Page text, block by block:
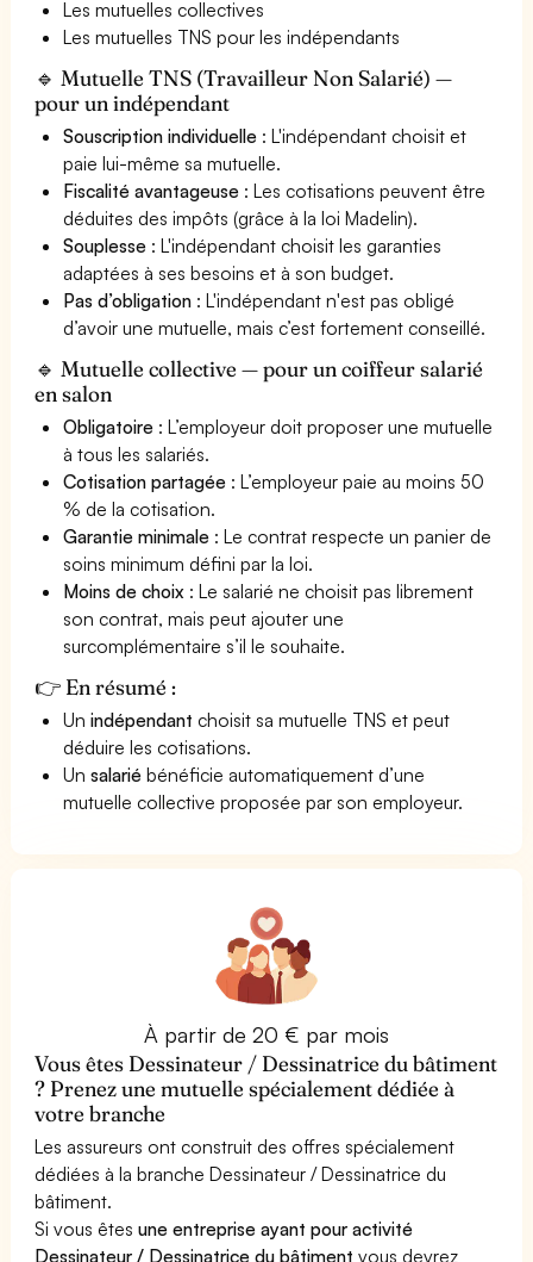
Les mutuelles collectives
Les mutuelles TNS pour les indépendants
🔹 Mutuelle TNS (Travailleur Non Salarié) —
pour un indépendant
Souscription individuelle : L'indépendant choisit et
paie lui-même sa mutuelle.
Fiscalité avantageuse : Les cotisations peuvent être
déduites des impôts (grâce à la loi Madelin).
Souplesse : L'indépendant choisit les garanties
adaptées à ses besoins et à son budget.
Pas d’obligation : L'indépendant n'est pas obligé
d’avoir une mutuelle, mais c’est fortement conseillé.
🔹 Mutuelle collective — pour un coiffeur salarié
en salon
Obligatoire : L’employeur doit proposer une mutuelle
à tous les salariés.
Cotisation partagée : L’employeur paie au moins 50
% de la cotisation.
Garantie minimale : Le contrat respecte un panier de
soins minimum défini par la loi.
Moins de choix : Le salarié ne choisit pas librement
son contrat, mais peut ajouter une
surcomplémentaire s’il le souhaite.
👉 En résumé :
Unindépendant choisit sa mutuelle TNS et peut
déduire les cotisations.
Unsalarié bénéficie automatiquement d’une
mutuelle collective proposée par son employeur.
À partir de 20 € par mois
Vous êtes Dessinateur / Dessinatrice du bâtiment
? Prenez une mutuelle spécialement dédiée à
votre branche
Les assureurs ont construit des offres spécialement
dédiées à la branche Dessinateur / Dessinatrice du
bâtiment.
Si vous êtesune entreprise ayant pour activité
Dessinateur / Dessinatrice du bâtiment vous devrez